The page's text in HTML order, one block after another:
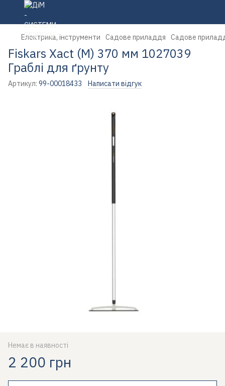
Електрика, інструменти Садове приладдя Садове
Fiskars Xact (M) 370 мм 1027039
Граблі для ґрунту
Артикул: 99-00018433 Написати відгук
Немає в наявності
2 200 грн